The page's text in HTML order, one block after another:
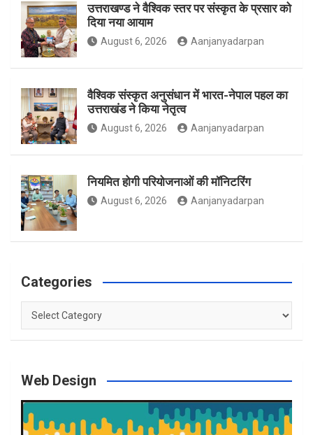
k
m
उत्तराखण्ड ने वैश्विक स्तर पर संस्कृत के प्रसार को
दिया नया आयाम
August 6, 2026 Aanjanyadarpan
वैश्विक संस्कृत अनुसंधान में भारत-नेपाल पहल का
उत्तराखंड ने किया नेतृत्व
August 6, 2026 Aanjanyadarpan
नियमित होगी परियोजनाओं की मॉनिटरिंग
August 6, 2026 Aanjanyadarpan
Categories
Categories
Web Design